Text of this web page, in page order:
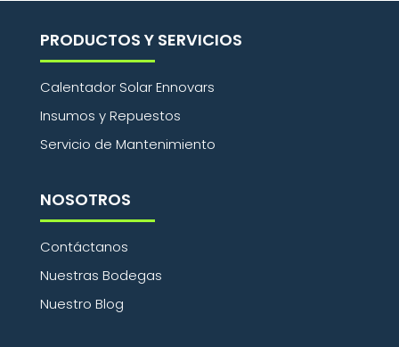
PRODUCTOS Y SERVICIOS
Calentador Solar Ennovars
Insumos y Repuestos
Servicio de Mantenimiento
NOSOTROS
Contáctanos
Nuestras Bodegas
Nuestro Blog